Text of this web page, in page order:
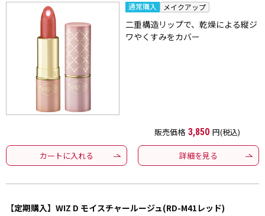
通常購入 メイクアップ
二重構造リップで、乾燥による縦ジ
ワやくすみをカバー
販売価格 3,850 円(税込)
カートに入れる 詳細を見る
【定期購入】WIZ D モイスチャールージュ(RD-M41レッド)